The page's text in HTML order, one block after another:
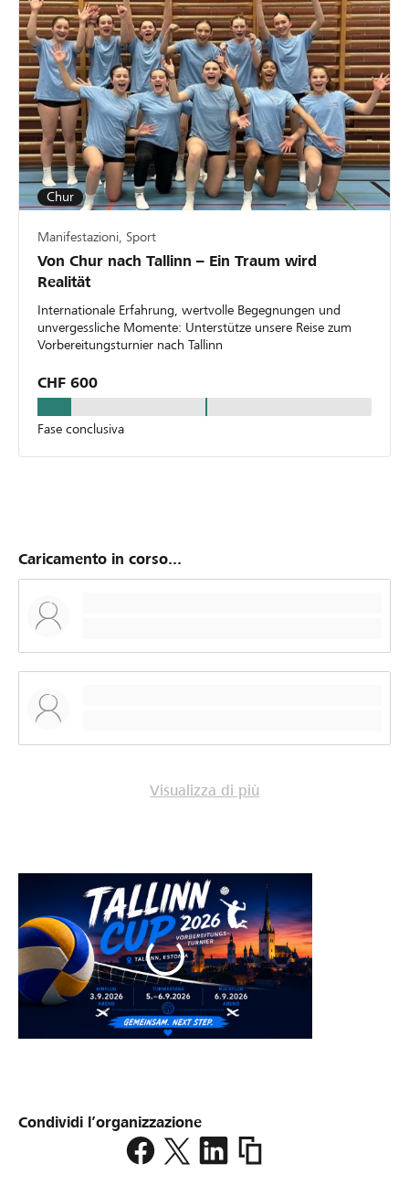
Chur
Manifestazioni, Sport
Von Chur nach Tallinn – Ein Traum wird
Realität
Internationale Erfahrung, wertvolle Begegnungen und
unvergessliche Momente: Unterstütze unsere Reise zum
Vorbereitungsturnier nach Tallinn
CHF 600
Fase conclusiva
Caricamento in corso...
Visualizza di più
Condividi l’organizzazione
https://
volleyball